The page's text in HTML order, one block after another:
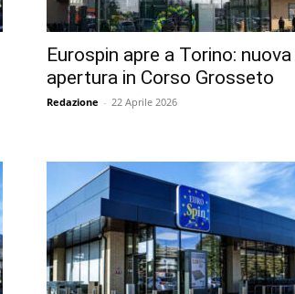
Eurospin apre a Torino: nuova
apertura in Corso Grosseto
Redazione - 22 Aprile 2026